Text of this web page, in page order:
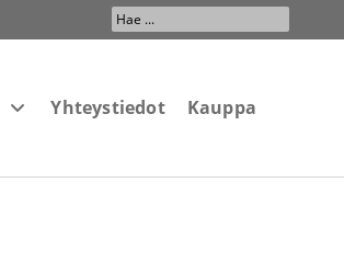
Search
...
Yhteystiedot Kauppa